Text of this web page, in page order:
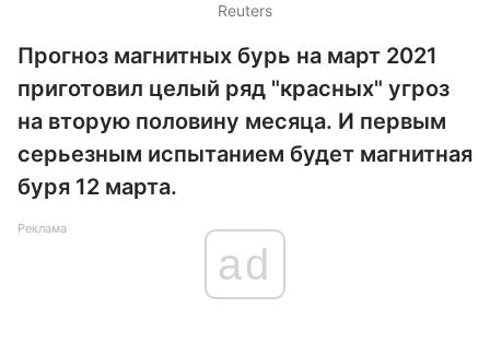
Reuters
Прогноз магнитных бурь на март 2021
приготовил целый ряд "красных" угроз
на вторую половину месяца. И первым
серьезным испытанием будет магнитная
буря 12 марта.
Реклама
ad